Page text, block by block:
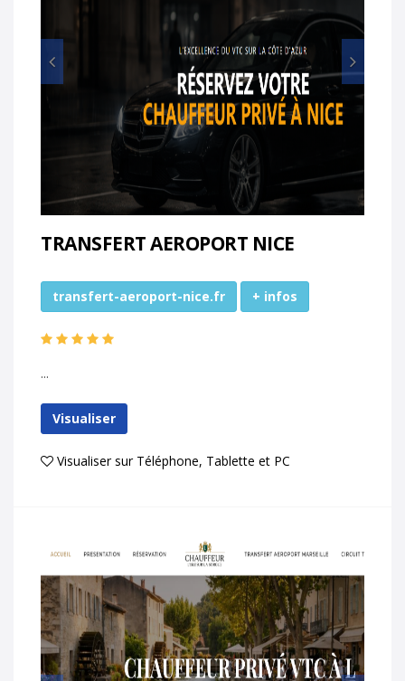
Prec Suiv
TRANSFERT AEROPORT NICE
transfert-aeroport-nice.fr + infos
...
Visualiser
Visualiser sur Téléphone, Tablette et PC